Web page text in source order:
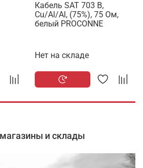
Кабель SAT 703 B,
Cu/Al/Al, (75%), 75 Ом,
белый PROCONNE
Нет на складе
и склады